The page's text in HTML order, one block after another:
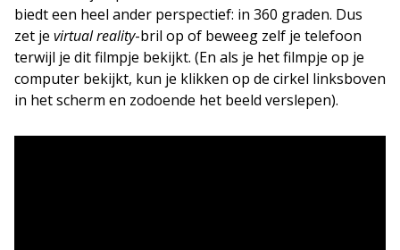
biedt een heel ander perspectief: in 360 graden. Dus
zet je virtual reality-bril op of beweeg zelf je telefoon
terwijl je dit filmpje bekijkt. (En als je het filmpje op je
computer bekijkt, kun je klikken op de cirkel linksboven
in het scherm en zodoende het beeld verslepen).